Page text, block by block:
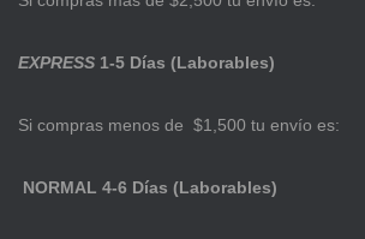
EXPRESS 1-5 Días (Laborables)
Si compras menos de $1,500 tu envío es:
NORMAL 4-6 Días (Laborables)